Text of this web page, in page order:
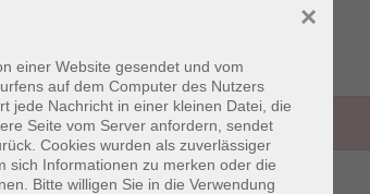
einer Website gesendet und vom
auf dem Computer des Nutzers
jede Nachricht in einer kleinen Datei, die
Seite vom Server anfordern, sendet
Cookies wurden als zuverlässiger
sich Informationen zu merken oder die
Bitte willigen Sie in die Verwendung
×